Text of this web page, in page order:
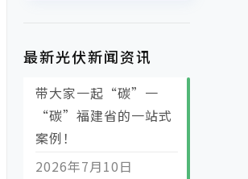
最新光伏新闻资讯
带大家一起“碳”一
“碳”福建省的一站式
案例！
2026年7月10日